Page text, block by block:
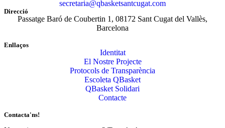
secretaria@qbasketsantcugat.com
Direcció
Passatge Baró de Coubertin 1, 08172 Sant Cugat del Vallès,
Barcelona
Enllaços
Identitat
El Nostre Projecte
Protocols de Transparència
Escoleta QBasket
QBasket Solidari
Contacte
Contacta'ns!